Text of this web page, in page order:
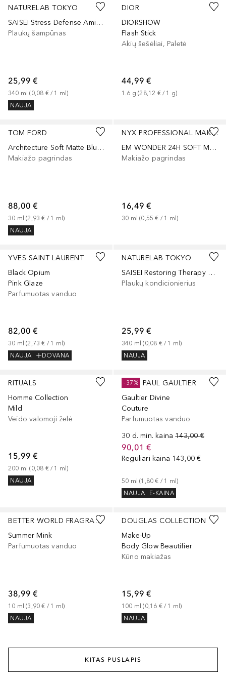
NATURELAB TOKYO
SAISEI Stress Defense Amino Acid Shampoo
Plaukų šampūnas
25,99 €
340 ml (0,08 € / 1 ml)
NAUJA
DIOR
DIORSHOW
Flash Stick
Akių šešėliai, Paletė
44,99 €
1.6 g (28,12 € / 1 g)
TOM FORD
Architecture Soft Matte Blurring
Makiažo pagrindas
88,00 €
30 ml (2,93 € / 1 ml)
NAUJA
+7
NYX PROFESSIONAL MAKEUP
EM WONDER 24H SOFT MATTE FOUNDATION
Makiažo pagrindas
16,49 €
30 ml (0,55 € / 1 ml)
YVES SAINT LAURENT
Black Opium
Pink Glaze
Parfumuotas vanduo
82,00 €
30 ml (2,73 € / 1 ml)
NAUJA
DOVANA
NATURELAB TOKYO
SAISEI Restoring Therapy Conditioner
Plaukų kondicionierius
25,99 €
340 ml (0,08 € / 1 ml)
NAUJA
RITUALS
Homme Collection
Mild
Veido valomoji želė
15,99 €
200 ml (0,08 € / 1 ml)
NAUJA
JEAN PAUL GAULTIER
Gaultier Divine
Couture
Parfumuotas vanduo
30 d. min. kaina 143,00 €
90,01 €
Reguliari kaina 143,00 €
50 ml (1,80 € / 1 ml)
NAUJA
E-KAINA
-37%
BETTER WORLD FRAGRANCE HOUSE BY DRAKE
Summer Mink
Parfumuotas vanduo
38,99 €
10 ml (3,90 € / 1 ml)
NAUJA
DOUGLAS COLLECTION
Make-Up
Body Glow Beautifier
Kūno makiažas
15,99 €
100 ml (0,16 € / 1 ml)
NAUJA
KITAS PUSLAPIS